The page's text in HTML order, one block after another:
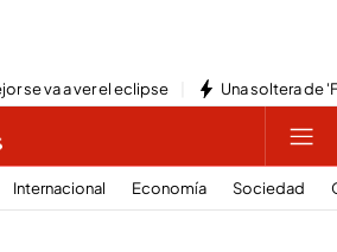
se va a ver el eclipse Una soltera de
Internacional Economía Sociedad